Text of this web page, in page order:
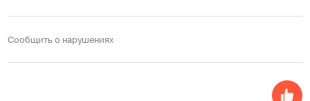
Сообщить о нарушениях